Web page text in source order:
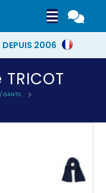
DEPUIS 2006
GANTS